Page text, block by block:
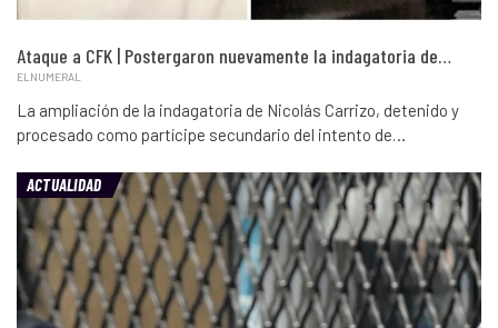
Ataque a CFK | Postergaron nuevamente la indagatoria de…
ELNUMERAL
La ampliación de la indagatoria de Nicolás Carrizo, detenido y
procesado como partícipe secundario del intento de…
ACTUALIDAD